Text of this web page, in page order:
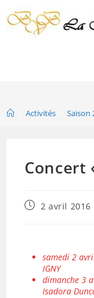
Activités Saison
Concert
2 avril 2016
samedi 2
IGNY
dimanche 3
Isadora